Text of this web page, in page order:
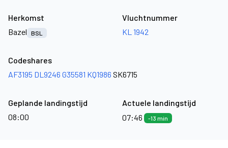
Herkomst
Bazel
BSL
Vluchtnummer
KL 1942
Codeshares
AF3195 DL9246 G35581 KQ1986 SK6715
Geplande landingstijd
08:00
Actuele landingstijd
07:46
-13 min